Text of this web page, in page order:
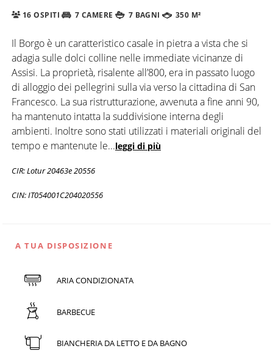
16 OSPITI 7 CAMERE 7 BAGNI 350 M²
Il Borgo è un caratteristico casale in pietra a vista che si
adagia sulle dolci colline nelle immediate vicinanze di
Assisi. La proprietà, risalente all’800, era in passato luogo
di alloggio dei pellegrini sulla via verso la cittadina di San
Francesco. La sua ristrutturazione, avvenuta a fine anni 90,
ha mantenuto intatta la suddivisione interna degli
ambienti. Inoltre sono stati utilizzati i materiali originali del
tempo e mantenute le...leggi di più
CIR: Lotur 20463e 20556
CIN: IT054001C204020556
A TUA DISPOSIZIONE
ARIA CONDIZIONATA
BARBECUE
BIANCHERIA DA LETTO E DA BAGNO